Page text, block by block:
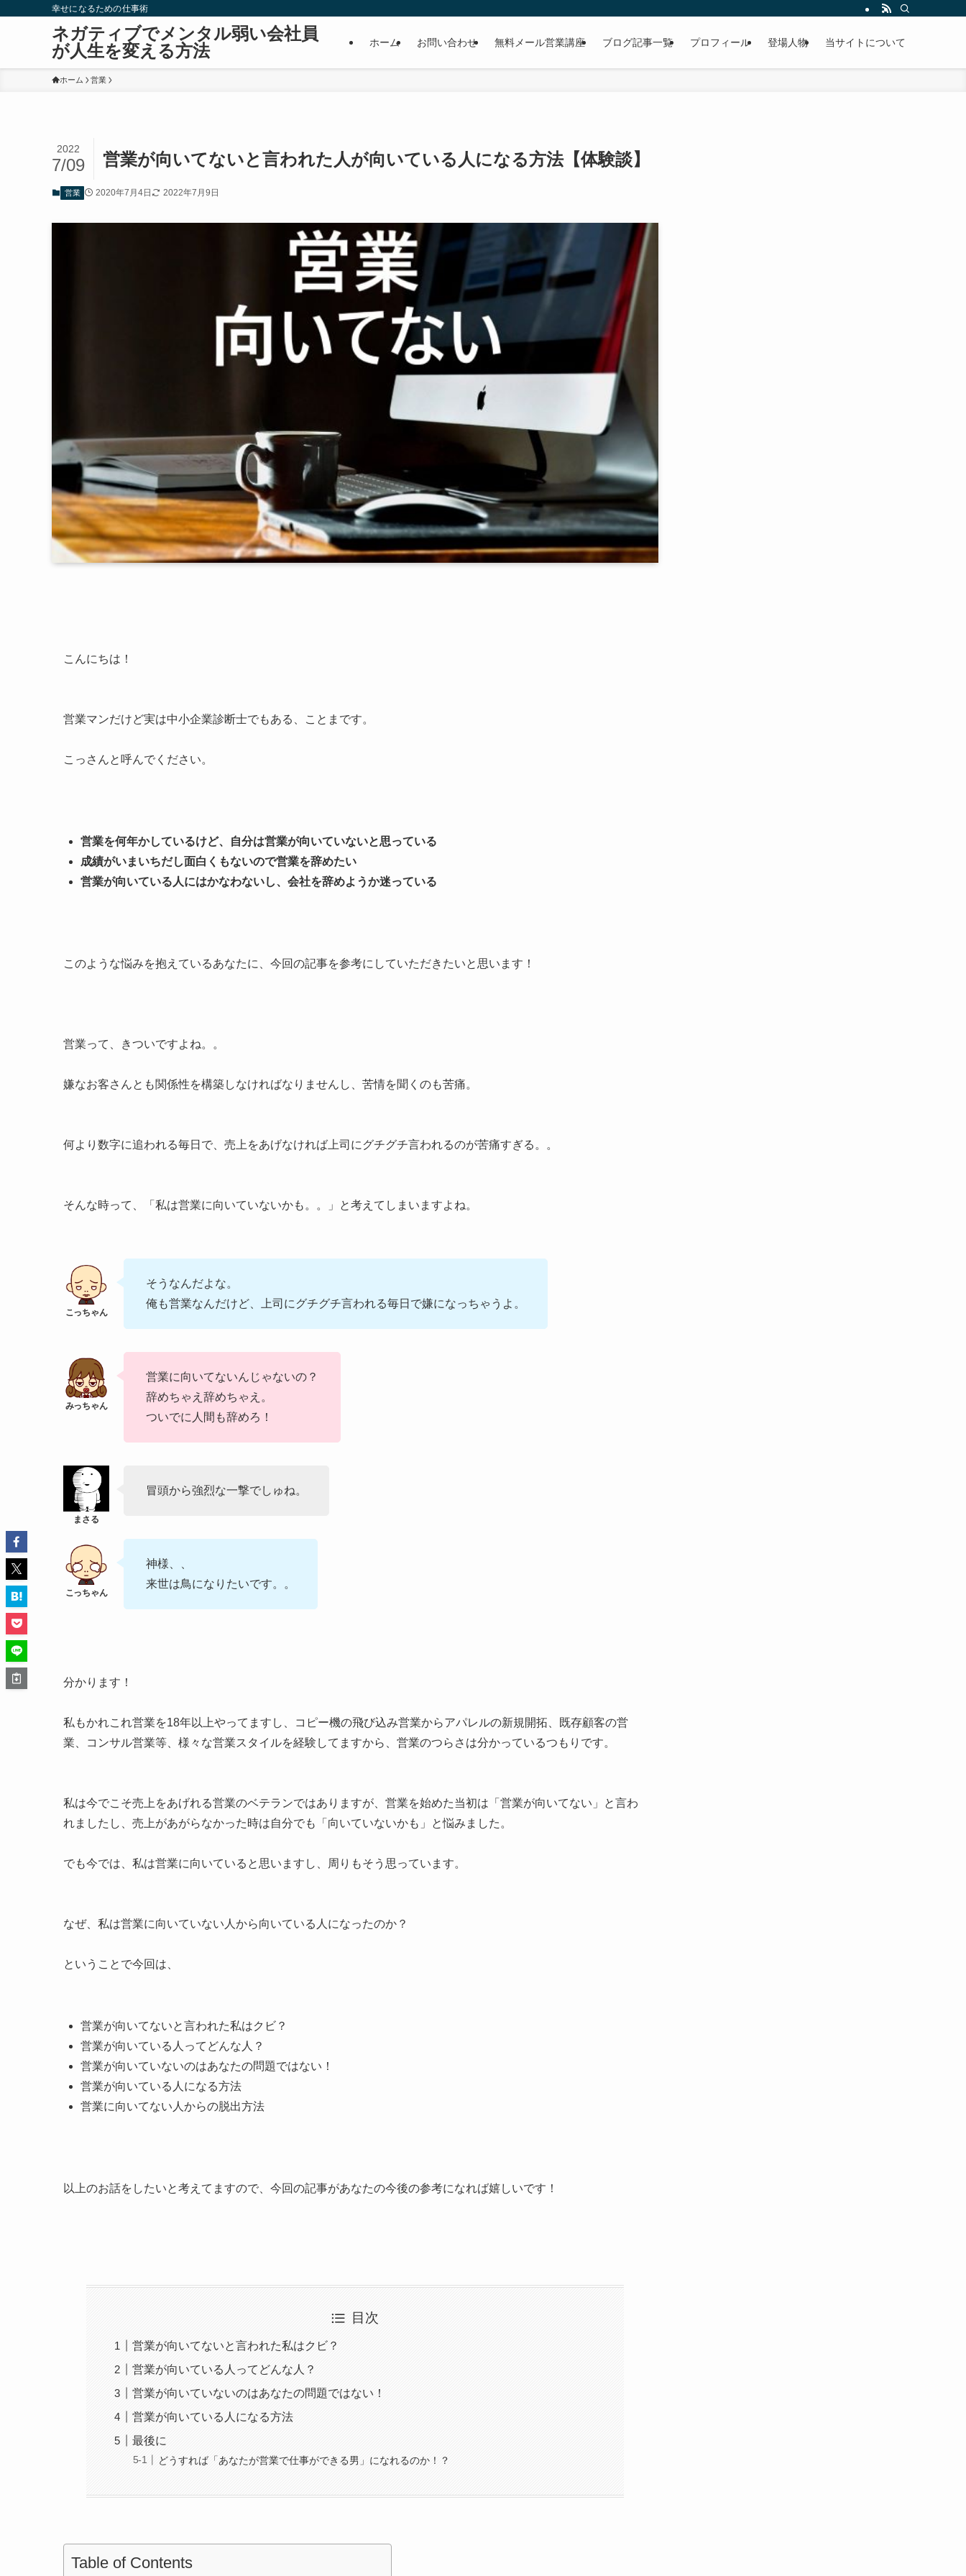
幸せになるための仕事術
ネガティブでメンタル弱い会社員
が人生を変える方法
ホーム お問い合わせ 無料メール営業講座 ブログ記事一覧 プロフィール 登場人物 当サイトについて
ホーム 営業
営業が向いてないと言われた人が向いている人になる方法【体験談】
2022
7/09
営業 2020年7月4日 2022年7月9日
こんにちは！
営業マンだけど実は中小企業診断士でもある、ことまです。
こっさんと呼んでください。
営業を何年かしているけど、自分は営業が向いていないと思っている
成績がいまいちだし面白くもないので営業を辞めたい
営業が向いている人にはかなわないし、会社を辞めようか迷っている
このような悩みを抱えているあなたに、今回の記事を参考にしていただきたいと思います！
営業って、きついですよね。。
嫌なお客さんとも関係性を構築しなければなりませんし、苦情を聞くのも苦痛。
何より数字に追われる毎日で、売上をあげなければ上司にグチグチ言われるのが苦痛すぎる。。
そんな時って、「私は営業に向いていないかも。。」と考えてしまいますよね。
そうなんだよな。
俺も営業なんだけど、上司にグチグチ言われる毎日で嫌になっちゃうよ。
営業に向いてないんじゃないの？
辞めちゃえ辞めちゃえ。
ついでに人間も辞めろ！
冒頭から強烈な一撃でしゅね。
神様、、
来世は鳥になりたいです。。
分かります！
私もかれこれ営業を18年以上やってますし、コピー機の飛び込み営業からアパレルの新規開拓、既存顧客の営
業、コンサル営業等、様々な営業スタイルを経験してますから、営業のつらさは分かっているつもりです。
私は今でこそ売上をあげれる営業のベテランではありますが、営業を始めた当初は「営業が向いてない」と言わ
れましたし、売上があがらなかった時は自分でも「向いていないかも」と悩みました。
でも今では、私は営業に向いていると思いますし、周りもそう思っています。
なぜ、私は営業に向いていない人から向いている人になったのか？
ということで今回は、
営業が向いてないと言われた私はクビ？
営業が向いている人ってどんな人？
営業が向いていないのはあなたの問題ではない！
営業が向いている人になる方法
営業に向いてない人からの脱出方法
以上のお話をしたいと考えてますので、今回の記事があなたの今後の参考になれば嬉しいです！
目次
営業が向いてないと言われた私はクビ？
営業が向いている人ってどんな人？
営業が向いていないのはあなたの問題ではない！
営業が向いている人になる方法
最後に
どうすれば「あなたが営業で仕事ができる男」になれるのか！？
Table of Contents